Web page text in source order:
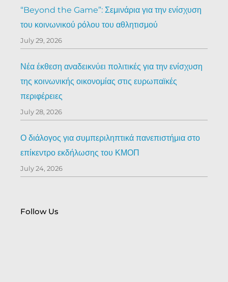
“Beyond the Game”: Σεμινάρια για την ενίσχυση
του κοινωνικού ρόλου του αθλητισμού
July 29, 2026
Νέα έκθεση αναδεικνύει πολιτικές για την ενίσχυση
της κοινωνικής οικονομίας στις ευρωπαϊκές
περιφέρειες
July 28, 2026
Ο διάλογος για συμπεριληπτικά πανεπιστήμια στο
επίκεντρο εκδήλωσης του ΚΜΟΠ
July 24, 2026
Follow Us